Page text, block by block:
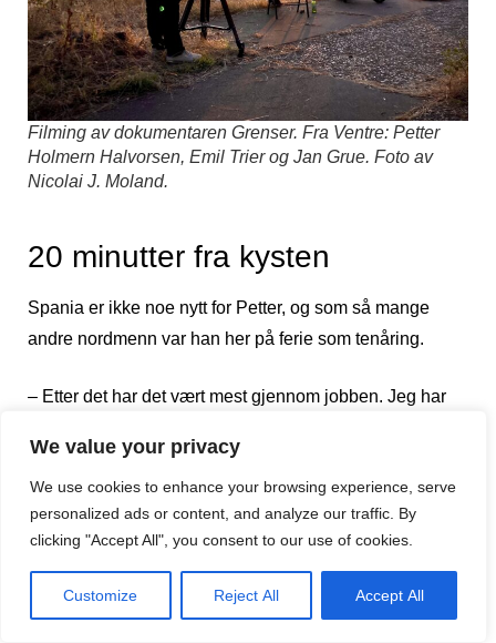
We value your privacy
We use cookies to enhance your browsing experience, serve
personalized ads or content, and analyze our traffic. By
clicking "Accept All", you consent to our use of cookies.
Customize Reject All Accept All
Filming av dokumentaren Grenser. Fra Ventre: Petter
Holmern Halvorsen, Emil Trier og Jan Grue. Foto av
Nicolai J. Moland.
20 minutter fra kysten
Spania er ikke noe nytt for Petter, og som så mange
andre nordmenn var han her på ferie som tenåring.
– Etter det har det vært mest gjennom jobben. Jeg har
grunnen til at vi peilet oss inn mot Málaga. Så det var
ikkebareklimaet, men det er jo ålreit å være her, spøker
han.
Sør-Spania var ikke en total tilfeldighet, siden Oda og
Petter faktisk allerede hadde knyttet et bånd til Costa del